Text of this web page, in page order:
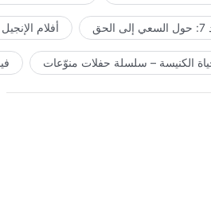
أفلام الإنجيل
الكنيسة – سلسلة حفلات منوّعات